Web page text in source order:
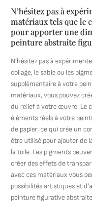
N’hésitez pas à
matériaux tels que le
pour apporter une
peinture abstraite
N’hésitez pas à
collage, le sable ou les
supplémentaire à votre
matériaux, vous pouvez
du relief à votre œuvre. Le
éléments réels à votre
de papier, ce qui crée un
être utilisé pour ajouter de
la toile. Les pigments
créer des effets de
avec ces matériaux vous
possibilités artistiques et
peinture figurative